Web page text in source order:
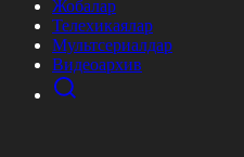
Жобалар
Телехикаялар
Мультсериалдар
Видеоархив